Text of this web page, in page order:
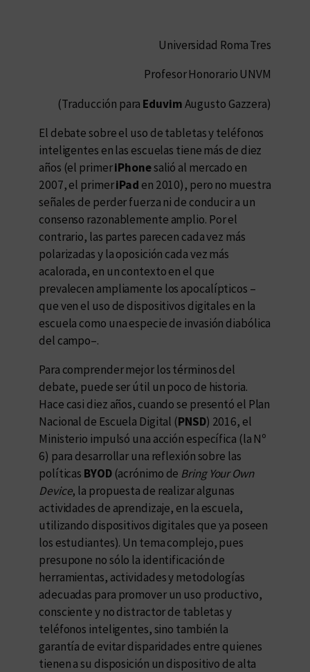
Universidad Roma Tres
Profesor Honorario UNVM
(Traducción para EduvimAugusto Gazzera)
El debate sobre el uso de tabletas y teléfonos
inteligentes en las escuelas tiene más de diez
años (el primeriPhonesalió al mercado en
2007, el primeriPad en 2010), pero no muestra
señales de perder fuerza ni de conducir a un
consenso razonablemente amplio. Por el
contrario, las partes parecen cada vez más
polarizadas y la oposición cada vez más
acalorada, en un contexto en el que
prevalecen ampliamente los apocalípticos –
que ven el uso de dispositivos digitales en la
escuela como una especie de invasión diabólica
del campo–.
Para comprender mejor los términos del
debate, puede ser útil un poco de historia.
Hace casi diez años, cuando se presentó el Plan
Nacional de Escuela Digital (PNSD) 2016, el
Ministerio impulsó una acción específica (la Nº
6) para desarrollar una reflexión sobre las
políticas BYOD(acrónimo de Bring Your Own
Device, la propuesta de realizar algunas
actividades de aprendizaje, en la escuela,
utilizando dispositivos digitales que ya poseen
los estudiantes). Un tema complejo, pues
presupone no sólo la identificación de
herramientas, actividades y metodologías
adecuadas para promover un uso productivo,
consciente y no distractor de tabletas y
teléfonos inteligentes, sino también la
garantía de evitar disparidades entre quienes
tienen a su disposición un dispositivo de alta